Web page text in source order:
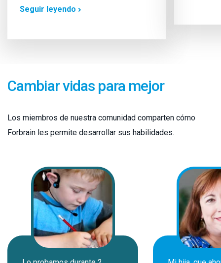
Seguir leyendo
Cambiar vidas para mejor
Los miembros de nuestra comunidad comparten cómo
Forbrain les permite desarrollar sus habilidades.